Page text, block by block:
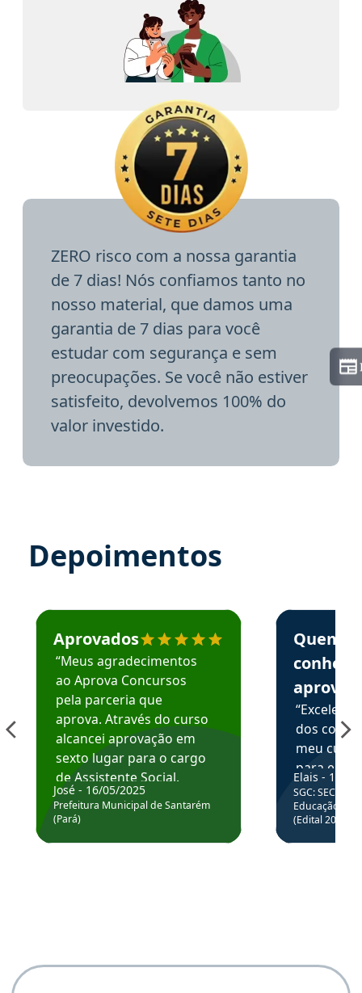
ZERO risco com a nossa garantia
de 7 dias! Nós confiamos tanto no
nosso material, que damos uma
garantia de 7 dias para você
estudar com segurança e sem
preocupações. Se você não estiver
satisfeito, devolvemos 100% do
valor investido.
Depoimentos
Estudante José recomenda o Aprova Concursos em
Aprovados
“Meus agradecimentos
ao Aprova Concursos
pela parceria que
aprova. Através do curso
alcancei aprovação em
sexto lugar para o cargo
de Assistente Social.
Hoje estou atuando na
Prefeitura de Santarém.
José - 16/05/2025
Prefeitura Municipal de Santarém
(Pará)
Estudante
Quem
aprova
dos
meu
para
colocar
através
de
Elais - 15/
SGC: SEC BA
Educação
(Edital